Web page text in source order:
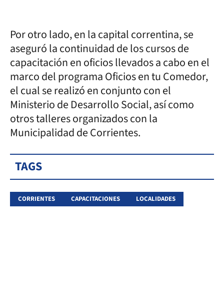
Por otro lado, en la capital correntina, se
aseguró la continuidad de los cursos de
capacitación en oficios llevados a cabo en el
marco del programa Oficios en tu Comedor,
el cual se realizó en conjunto con el
Ministerio de Desarrollo Social, así como
otros talleres organizados con la
Municipalidad de Corrientes.
TAGS
CORRIENTES CAPACITACIONES LOCALIDADES